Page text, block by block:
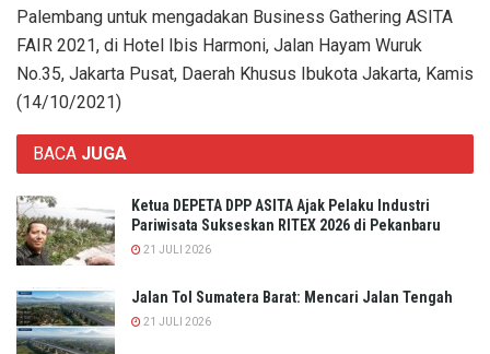
Palembang untuk mengadakan Business Gathering ASITA
FAIR 2021, di Hotel Ibis Harmoni, Jalan Hayam Wuruk
No.35, Jakarta Pusat, Daerah Khusus Ibukota Jakarta, Kamis
(14/10/2021)
BACA JUGA
Ketua DEPETA DPP ASITA Ajak Pelaku Industri
Pariwisata Sukseskan RITEX 2026 di Pekanbaru
21 JULI 2026
Jalan Tol Sumatera Barat: Mencari Jalan Tengah
21 JULI 2026